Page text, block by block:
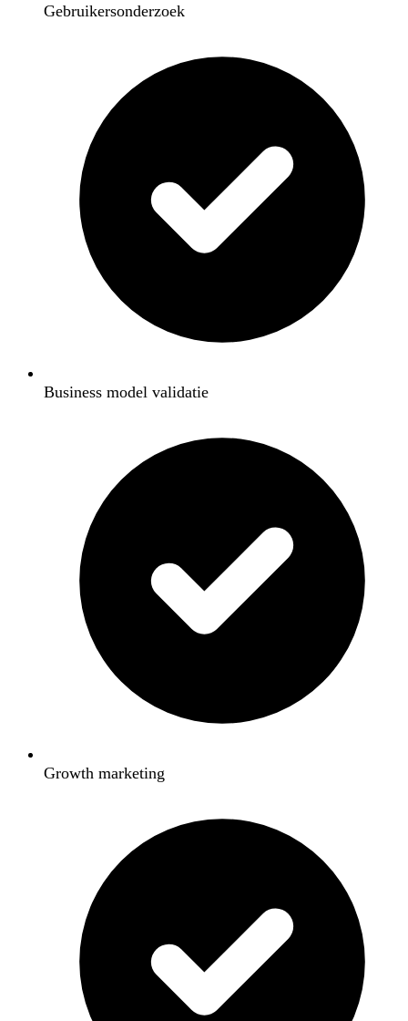
Gebruikersonderzoek
Business model validatie
Growth marketing